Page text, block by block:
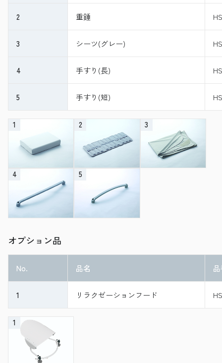
2 重錘
3 シーツ(グレー)
4 手すり(長)
5 手すり(短)
1 2 3
4 5
オプション品
No. 品名
1 リラクゼーションフード
1